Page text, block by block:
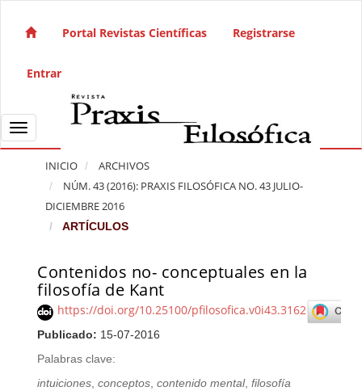
Navegación principal
Barra lateral
Portal Revistas Científicas Registrarse
Entrar
Toggle navigation
INICIO
ARCHIVOS
NÚM. 43 (2016): PRAXIS FILOSÓFICA NO. 43 JULIO-
DICIEMBRE 2016
ARTÍCULOS
Contenidos no- conceptuales en la
filosofía de Kant
https://doi.org/10.25100/pfilosofica.v0i43.3162
Publicado: 15-07-2016
Palabras clave:
intuiciones,conceptos,contenido mental,filosofía
Barra lateral del artículo